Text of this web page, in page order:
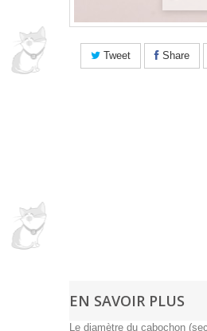
Tweet Share
EN SAVOIR PLUS
Le diamètre du cabochon